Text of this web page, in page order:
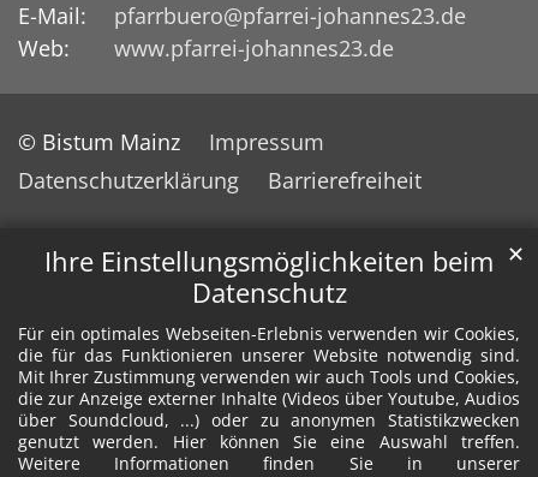
Ihre Einstellungsmöglichkeiten beim
Datenschutz
Für ein optimales Webseiten-Erlebnis verwenden wir Cookies,
die für das Funktionieren unserer Website notwendig sind.
Mit Ihrer Zustimmung verwenden wir auch Tools und Cookies,
die zur Anzeige externer Inhalte (Videos über Youtube, Audios
über Soundcloud, ...) oder zu anonymen Statistikzwecken
genutzt werden. Hier können Sie eine Auswahl treffen.
Weitere Informationen finden Sie in unserer
✕
E-Mail:
pfarrbuero@pfarrei-johannes23.de
Web:
www.pfarrei-johannes23.de
© Bistum Mainz
Impressum
Datenschutzerklärung
Barrierefreiheit